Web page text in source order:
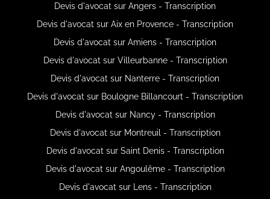
Devis d'avocat sur Angers - Transcription
Devis d'avocat sur Aix en Provence - Transcription
Devis d'avocat sur Amiens - Transcription
Devis d'avocat sur Villeurbanne - Transcription
Devis d'avocat sur Nanterre - Transcription
Devis d'avocat sur Boulogne Billancourt - Transcription
Devis d'avocat sur Nancy - Transcription
Devis d'avocat sur Montreuil - Transcription
Devis d'avocat sur Saint Denis - Transcription
Devis d'avocat sur Angoulême - Transcription
Devis d'avocat sur Lens - Transcription